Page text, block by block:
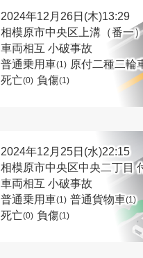
2024年12月26日(木)13:29
相模原市中央区上溝（番一
車両相互 小破事故
普通乗用車(1) 原付二種二輪
死亡(0) 負傷(1)
2024年12月25日(水)22:15
相模原市中央区中央二丁目
車両相互 小破事故
普通乗用車(1) 普通貨物車(1)
死亡(0) 負傷(1)